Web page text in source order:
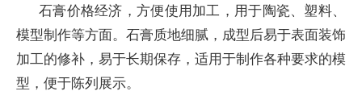
石膏价格经济，方便使用加工，用于陶瓷、塑料、
模型制作等方面。石膏质地细腻，成型后易于表面装饰
加工的修补，易于长期保存，适用于制作各种要求的模
型，便于陈列展示。